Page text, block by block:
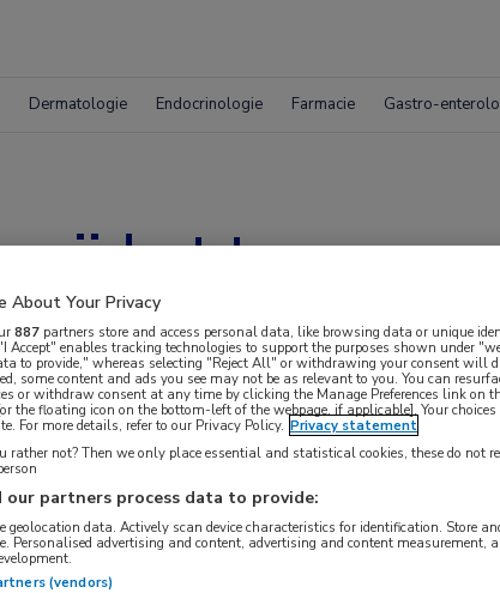
Dermatologie Endocrinologie Farmacie Gastro-
tumoren
krijgen.
About Your Privacy
887 partners store and access personal data, like browsing data or unique
Accept" enables tracking technologies to support the purposes shown under
to provide," whereas selecting "Reject All" or withdrawing your consent will
some content and ads you see may not be as relevant to you. You can
or withdraw consent at any time by clicking the Manage Preferences link on
the floating icon on the bottom-left of the webpage, if applicable]. Your
For more details, refer to our Privacy Policy. Privacy statement
rather not? Then we only place essential and statistical cookies, these do not
our partners process data to provide:
geolocation data. Actively scan device characteristics for identification. Store
Personalised advertising and content, advertising and content measurement,
(vendors)